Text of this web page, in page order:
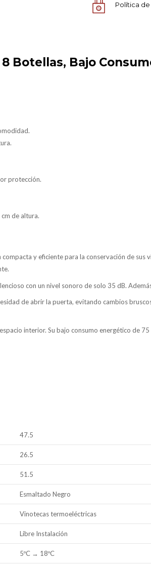
Política
Botellas, Bajo
protección.
de altura.
y eficiente para la conservación de
con un nivel sonoro de solo 35 dB.
de abrir la puerta, evitando cambios
interior. Su bajo consumo energético de
47.5
26.5
51.5
Esmaltado Negro
Vinotecas termoeléctricas
Libre Instalación
5ºC → 18ºC